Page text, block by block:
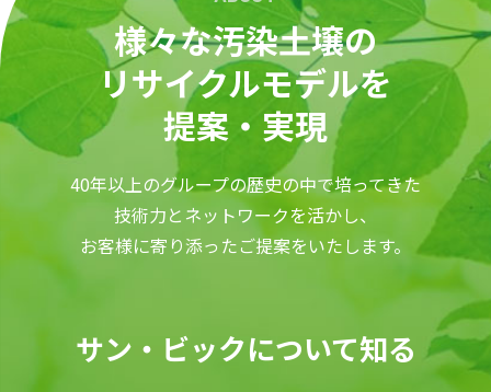
様々な汚染土壌の
リサイクルモデルを
提案・実現
40年以上のグループの歴史の中で培ってきた
技術力とネットワークを活かし、
お客様に寄り添ったご提案をいたします。
サン・ビックについて知る